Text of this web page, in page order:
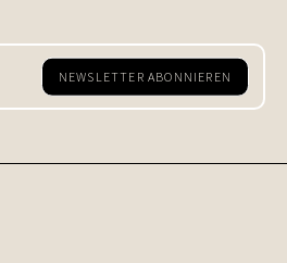
NEWSLETTER ABONNIEREN